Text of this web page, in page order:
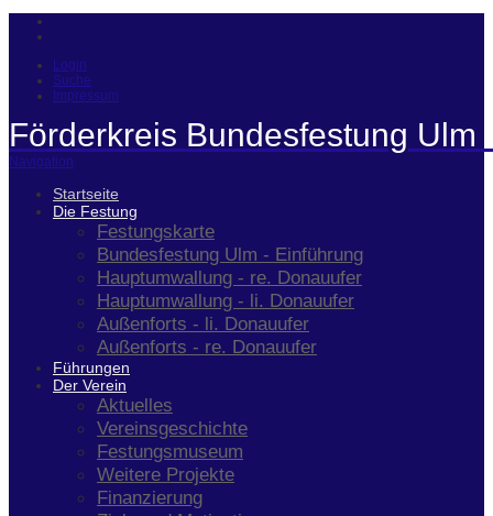
Login
Suche
Impressum
Förderkreis Bundesfestung Ulm
Navigation
Startseite
Die Festung
Festungskarte
Bundesfestung Ulm - Einführung
Hauptumwallung - re. Donauufer
Hauptumwallung - li. Donauufer
Außenforts - li. Donauufer
Außenforts - re. Donauufer
Führungen
Der Verein
Aktuelles
Vereinsgeschichte
Festungsmuseum
Weitere Projekte
Finanzierung